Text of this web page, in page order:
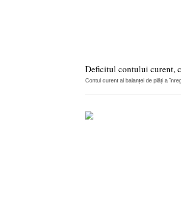
Deficitul contului curent,
Contul curent al balanței de plăți a